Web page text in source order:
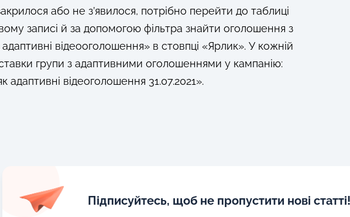
або не з’явилося, потрібно перейти до таблиці
записі й за допомогою фільтра знайти оголошення з
адаптивні відеооголошення» в стовпці «Ярлик». У кожній
групи з адаптивними оголошеннями у кампанію:
адаптивні відеоголошення 31.07.2021».
Підписуйтесь, щоб не пропустити нові статті!